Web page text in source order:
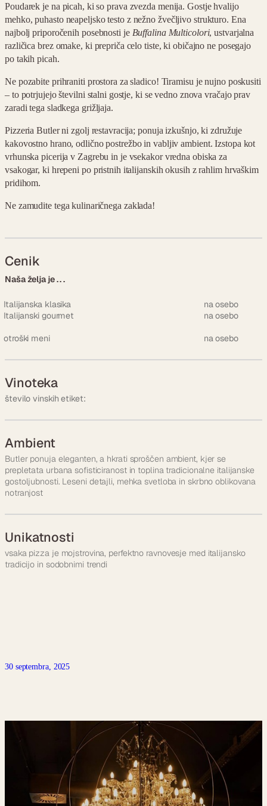
Poudarek je na picah, ki so prava zvezda menija. Gostje hvalijo
mehko, puhasto neapeljsko testo z nežno žvečljivo strukturo. Ena
najbolj priporočenih posebnosti je Buffalina Multicolori, ustvarjalna
različica brez omake, ki prepriča celo tiste, ki običajno ne posegajo
po takih picah.
Ne pozabite prihraniti prostora za sladico! Tiramisu je nujno poskusiti
– to potrjujejo številni stalni gostje, ki se vedno znova vračajo prav
zaradi tega sladkega grižljaja.
Pizzeria Butler ni zgolj restavracija; ponuja izkušnjo, ki združuje
kakovostno hrano, odlično postrežbo in vabljiv ambient. Izstopa kot
vrhunska picerija v Zagrebu in je vsekakor vredna obiska za
vsakogar, ki hrepeni po pristnih italijanskih okusih z rahlim hrvaškim
pridihom.
Ne zamudite tega kulinaričnega zaklada!
Cenik
Naša želja je . . .
Italijanska klasika
Italijanski gourmet
otroški meni
na osebo
na osebo
na osebo
Vinoteka
število vinskih etiket:
Ambient
Butler ponuja eleganten, a hkrati sproščen ambient, kjer se
prepletata urbana sofisticiranost in toplina tradicionalne italijanske
gostoljubnosti. Leseni detajli, mehka svetloba in skrbno oblikovana
notranjost
Unikatnosti
vsaka pizza je mojstrovina, perfektno ravnovesje med italijansko
tradicijo in sodobnimi trendi
30 septembra, 2025